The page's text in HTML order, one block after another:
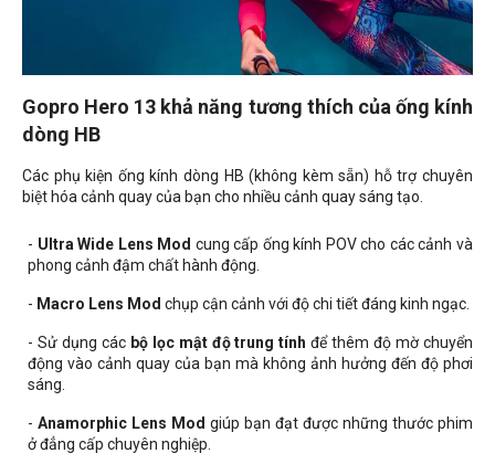
Gopro Hero 13 khả năng tương thích của ống kính
dòng HB
Các phụ kiện ống kính dòng HB (không kèm sẵn) hỗ trợ chuyên
biệt hóa cảnh quay của bạn cho nhiều cảnh quay sáng tạo.
- Ultra Wide Lens Mod cung cấp ống kính POV cho các cảnh và
phong cảnh đậm chất hành động.
- Macro Lens Mod chụp cận cảnh với độ chi tiết đáng kinh ngạc.
- Sử dụng các bộ lọc mật độ trung tính để thêm độ mờ chuyển
động vào cảnh quay của bạn mà không ảnh hưởng đến độ phơi
sáng.
- Anamorphic Lens Mod giúp bạn đạt được những thước phim
ở đẳng cấp chuyên nghiệp.